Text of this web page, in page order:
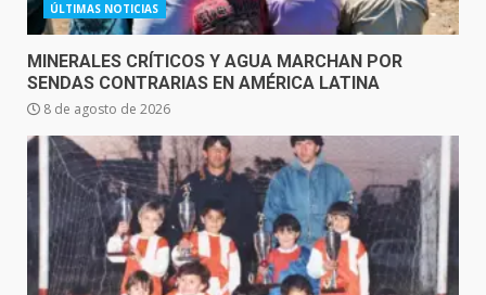
ÚLTIMAS NOTICIAS
MINERALES CRÍTICOS Y AGUA MARCHAN POR
SENDAS CONTRARIAS EN AMÉRICA LATINA
8 de agosto de 2026